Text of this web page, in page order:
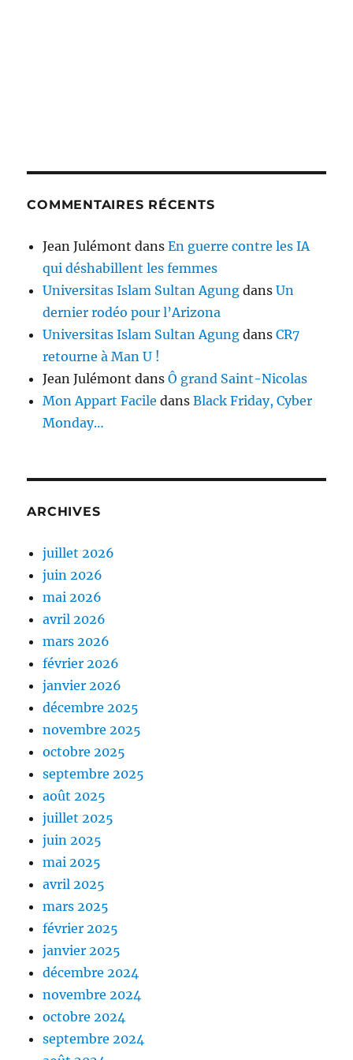
COMMENTAIRES RÉCENTS
Jean Julémont dansEn guerre contre les IA
qui déshabillent les femmes
Universitas Islam Sultan Agung dansUn
dernier rodéo pour l’Arizona
Universitas Islam Sultan Agung dansCR7
retourne à Man U !
Jean Julémont dansÔ grand Saint-Nicolas
Mon Appart Facile dansBlack Friday, Cyber
Monday…
ARCHIVES
juillet 2026
juin 2026
mai 2026
avril 2026
mars 2026
février 2026
janvier 2026
décembre 2025
novembre 2025
octobre 2025
septembre 2025
août 2025
juillet 2025
juin 2025
mai 2025
avril 2025
mars 2025
février 2025
janvier 2025
décembre 2024
novembre 2024
octobre 2024
septembre 2024